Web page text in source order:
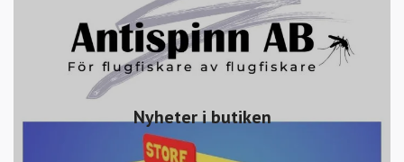
Nyheter i butiken